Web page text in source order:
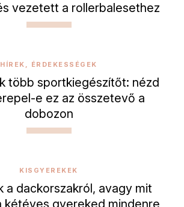
vezetett a rollerbalesethez
HÍREK, ÉRDEKESSÉGEK
több sportkiegészítőt: nézd
e ez az összetevő a
dobozon
KISGYEREKEK
a dackorszakról, avagy mit
kétéves gyereked mindenre